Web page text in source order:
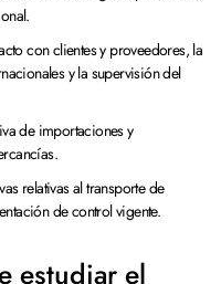
con clientes y proveedores, la
y la supervisión del
de importaciones y
relativas al transporte de
de control vigente.
estudiar el